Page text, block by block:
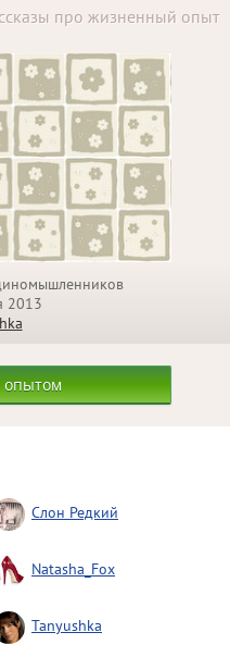
про жизненный опыт
2013
опытом
Слон Редкий
Natasha_Fox
Tanyushka